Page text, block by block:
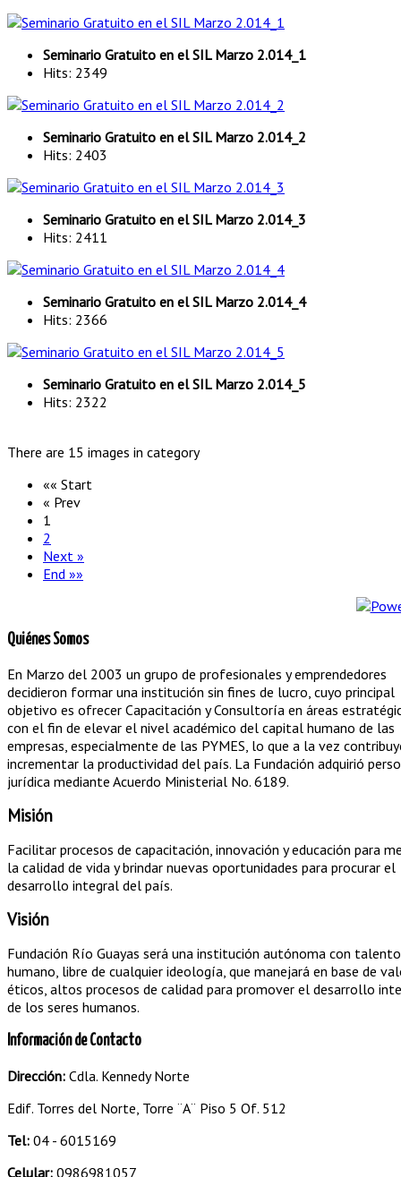
Seminario Gratuito en el SIL Marzo 2.014_1
Hits: 2349
Seminario Gratuito en el SIL Marzo 2.014_2
Hits: 2403
Seminario Gratuito en el SIL Marzo 2.014_3
Hits: 2411
Seminario Gratuito en el SIL Marzo 2.014_4
Hits: 2366
Seminario Gratuito en el SIL Marzo 2.014_5
Hits: 2322
There are 15 images in category
«« Start
« Prev
1
2
Next »
End »»
Quiénes Somos
En Marzo del 2003 un grupo de profesionales y emprendedores
decidieron formar una institución sin fines de lucro, cuyo principal
objetivo es ofrecer Capacitación y Consultoría en áreas
con el fin de elevar el nivel académico del capital humano de las
empresas, especialmente de las PYMES, lo que a la vez
incrementar la productividad del país. La Fundación adquirió
jurídica mediante Acuerdo Ministerial No. 6189.
Misión
Facilitar procesos de capacitación, innovación y educación para
la calidad de vida y brindar nuevas oportunidades para procurar el
desarrollo integral del país.
Visión
Fundación Río Guayas será una institución autónoma con talento
humano, libre de cualquier ideología, que manejará en base de
éticos, altos procesos de calidad para promover el desarrollo
de los seres humanos.
Información de Contacto
Dirección: Cdla. Kennedy Norte
Edif. Torres del Norte, Torre ¨A¨ Piso 5 Of. 512
Tel: 04 - 6015169
Celular: 0986981057